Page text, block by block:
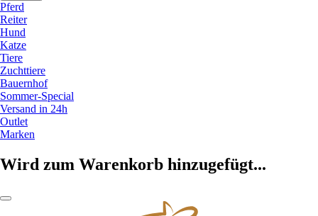
Pferd
Reiter
Hund
Katze
Tiere
Zuchttiere
Bauernhof
Sommer-Special
Versand in 24h
Outlet
Marken
Wird zum Warenkorb hinzugefügt...